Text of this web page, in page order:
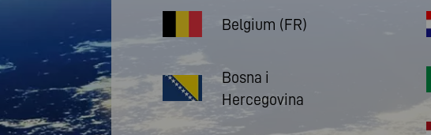
Belgium (FR)
Bosna i
Hercegovina